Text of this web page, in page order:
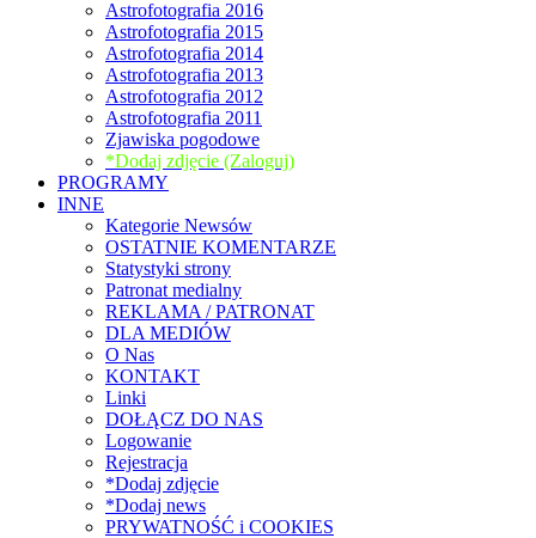
Astrofotografia 2016
Astrofotografia 2015
Astrofotografia 2014
Astrofotografia 2013
Astrofotografia 2012
Astrofotografia 2011
Zjawiska pogodowe
*Dodaj zdjęcie (Zaloguj)
PROGRAMY
INNE
Kategorie Newsów
OSTATNIE KOMENTARZE
Statystyki strony
Patronat medialny
REKLAMA / PATRONAT
DLA MEDIÓW
O Nas
KONTAKT
Linki
DOŁĄCZ DO NAS
Logowanie
Rejestracja
*Dodaj zdjęcie
*Dodaj news
PRYWATNOŚĆ i COOKIES